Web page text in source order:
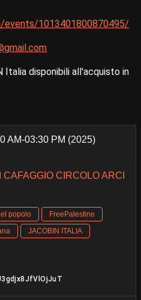
1013401800870495/
Italia disponibili all'acquisto in
AM-03:30 PM (2025)
CIRCOLO ARCI
popolo
FreePalestine
JACOBIN ITALIA